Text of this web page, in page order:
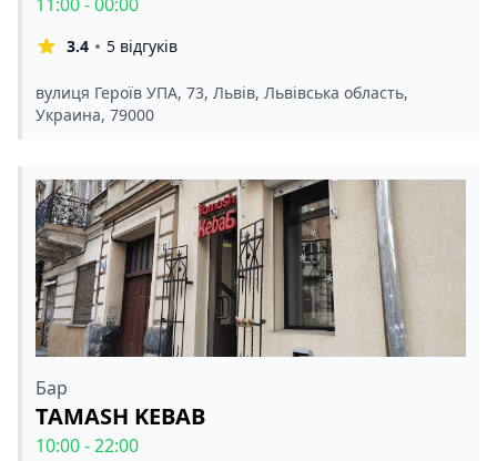
3.4 5 відгуків
вулиця Героїв УПА, 73, Львів, Львівська область,
Украина, 79000
Бар
TAMASH KEBAB
10:00 - 22:00